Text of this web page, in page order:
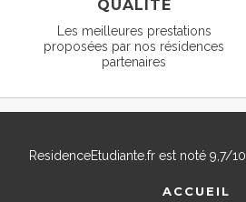
QUALITÉ
Les meilleures prestations
proposées par nos résidences
partenaires
ResidenceEtudiante.frest noté 9,7/10
ACCUEIL